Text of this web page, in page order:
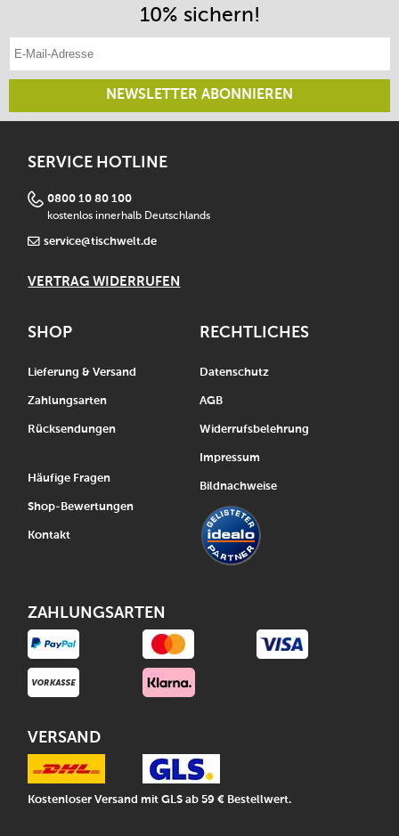
10% sichern!
NEWSLETTER ABONNIEREN
SERVICE HOTLINE
0800 10 80 100
kostenlos innerhalb Deutschlands
service@tischwelt.de
VERTRAG WIDERRUFEN
SHOP
Lieferung & Versand
Zahlungsarten
Rücksendungen
Häufige Fragen
Shop-Bewertungen
Kontakt
RECHTLICHES
Datenschutz
AGB
Widerrufsbelehrung
Impressum
Bildnachweise
ZAHLUNGSARTEN
VERSAND
Kostenloser Versand mit GLS ab 59 € Bestellwert.